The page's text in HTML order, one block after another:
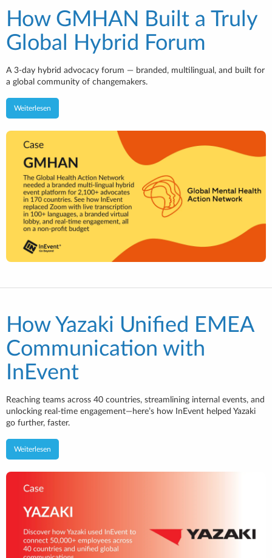
How GMHAN Built a Truly
Global Hybrid Forum
A 3-day hybrid advocacy forum — branded, multilingual, and built for
a global community of changemakers.
Weiterlesen
How Yazaki Unified EMEA
Communication with
InEvent
Reaching teams across 40 countries, streamlining internal events, and
unlocking real-time engagement—here’s how InEvent helped Yazaki
go further, faster.
Weiterlesen